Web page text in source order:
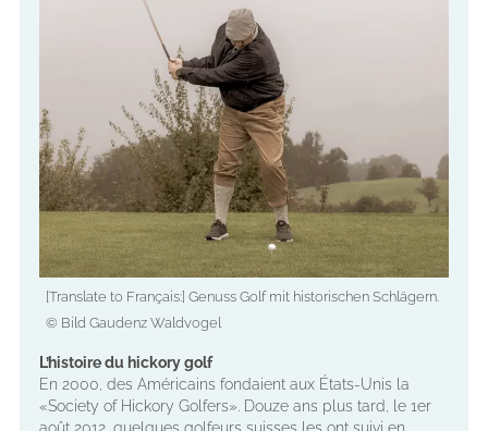
[Translate to Français:] Genuss Golf mit historischen Schlägern.
© Bild Gaudenz Waldvogel
L’histoire du hickory golf
En 2000, des Américains fondaient aux États-Unis la
«Society of Hickory Golfers». Douze ans plus tard, le 1er
août 2012, quelques golfeurs suisses les ont suivi en